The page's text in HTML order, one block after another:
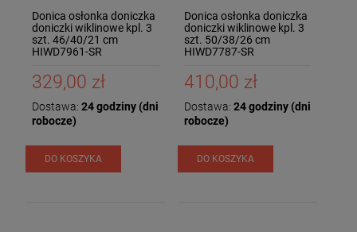
Donica osłonka doniczka
doniczki wiklinowe kpl. 3
szt. 46/40/21 cm
HIWD7961-SR
329,00 zł
Dostawa: 24 godziny (dni
robocze)
DO KOSZYKA
Donica osłonka doniczka
doniczki wiklinowe kpl. 3
szt. 50/38/26 cm
HIWD7787-SR
410,00 zł
Dostawa: 24 godziny (dni
robocze)
DO KOSZYKA